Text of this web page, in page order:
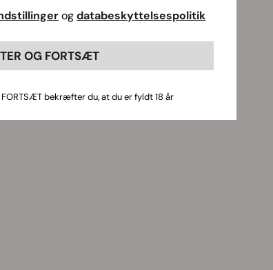
ogdatabeskyttelsespolitik
OG FORTSÆT
FORTSÆT bekræfter du, at du er fyldt 18 år